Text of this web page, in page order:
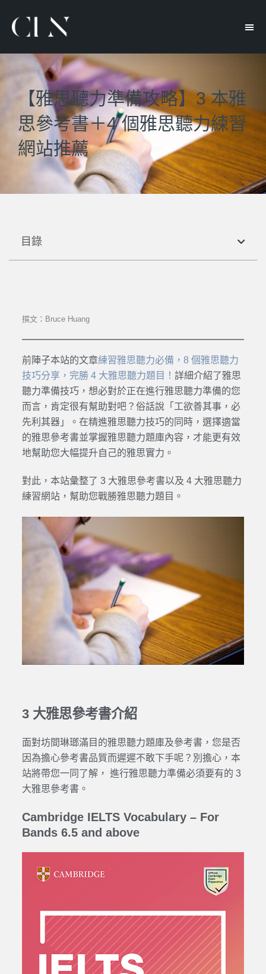
【雅思聽力準備攻略】3 本雅
思參考書＋4 個雅思聽力練習
網站推薦
目錄
撰文：Bruce Huang
前陣子本站的文章練習雅思聽力必備，8 個雅思聽力
技巧分享，完勝 4 大雅思聽力題目！ 詳細介紹了雅思
聽力準備技巧，想必對於正在進行雅思聽力準備的您
而言，肯定很有幫助對吧？俗話說「工欲善其事，必
先利其器」。在精進雅思聽力技巧的同時，選擇適當
的雅思參考書並掌握雅思聽力題庫內容，才能更有效
地幫助您大幅提升自己的雅思實力。
對此，本站彙整了 3 大雅思參考書以及 4 大雅思聽力
練習網站，幫助您戰勝雅思聽力題目。
3 大雅思參考書介紹
面對坊間琳瑯滿目的雅思聽力題庫及參考書，您是否
因為擔心參考書品質而遲遲不敢下手呢？別擔心，本
站將帶您一同了解， 進行雅思聽力準備必須要有的 3
大雅思參考書。
Cambridge IELTS Vocabulary – For
Bands 6.5 and above